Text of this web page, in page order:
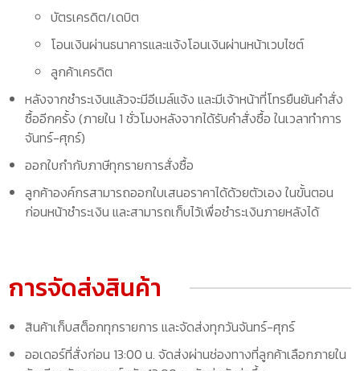
บัตรเครดิต/เดบิต
โอนเงินผ่านธนาคารและแจ้งโอนเงินผ่านหน้าเวบไซต์
ลูกค้าเครดิต
หลังจากชำระเงินแล้วจะมีอีเมล์แจ้ง และมีเจ้าหน้าที่โทรยืนยันคำสั่ง
ซื้ออีกครั้ง (ภายใน 1 ชั่วโมงหลังจากได้รับคำสั่งซื้อ ในเวลาทำการ
จันทร์-ศุกร์)
ออกใบกำกับภาษีทุกรายการสั่งซื้อ
ลูกค้าองค์กรสามารถออกใบเสนอราคาได้ด้วยตัวเอง ในขั้นตอน
ก่อนหน้าชำระเงิน และสามารถเก็บไว้เพื่อชำระเงินภายหลังได้
การจัดส่งสินค้า
สินค้าเก็บสต็อกทุกรายการ และจัดส่งทุกวันจันทร์-ศุกร์
ออเดอร์ที่สั่งก่อน 13:00 น. จัดส่งผ่านช่องทางที่ลูกค้าเลือกภายใน